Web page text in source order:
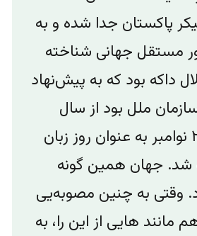
پاکستان جدا شده و به
مستقل جهانی شناخته
داکه بود که به پیش‌نهاد
ملل بود از سال
۱۹۹۷ ترسایی ۲۱ نوامبر به عنوان روز زبان
شد. جهان همین گونه
وقتی به چنین مصوبه‌یی
مانند هایی از این را، به